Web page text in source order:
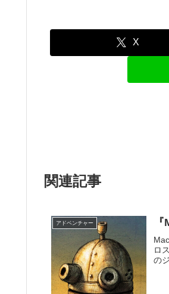
X
関連記事
アドベンチャー
ロ
の